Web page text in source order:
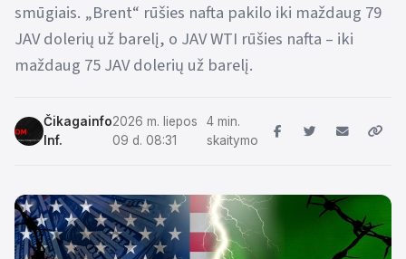
smūgiais. „Brent“ rūšies nafta pakilo iki maždaug 79
JAV dolerių už barelį, o JAV WTI rūšies nafta – iki
maždaug 75 JAV dolerių už barelį.
Čikagainfo
Inf.
2026 m. liepos
09 d. 08:31
4 min.
skaitymo